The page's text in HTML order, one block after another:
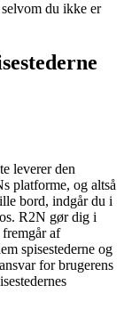
du ikke er
leverer den
platforme, og altså
bord, indgår du i
R2N gør dig i
fremgår af
spisestederne og
for brugerens